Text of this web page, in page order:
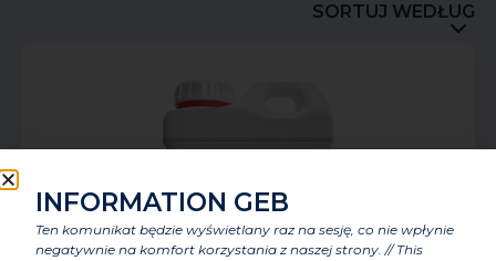
SORTUJ WEDŁUG
INFORMATION GEB
Ten komunikat będzie wyświetlany raz na sesję, co nie wpłynie
negatywnie na komfort korzystania z naszej strony. // This